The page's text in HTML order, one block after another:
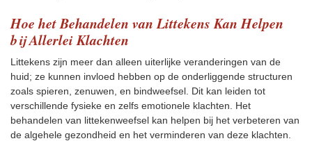
Hoe het Behandelen van Littekens Kan Helpen
bij Allerlei Klachten
Littekens zijn meer dan alleen uiterlijke veranderingen van de
huid; ze kunnen invloed hebben op de onderliggende structuren
zoals spieren, zenuwen, en bindweefsel. Dit kan leiden tot
verschillende fysieke en zelfs emotionele klachten. Het
behandelen van littekenweefsel kan helpen bij het verbeteren van
de algehele gezondheid en het verminderen van deze klachten.